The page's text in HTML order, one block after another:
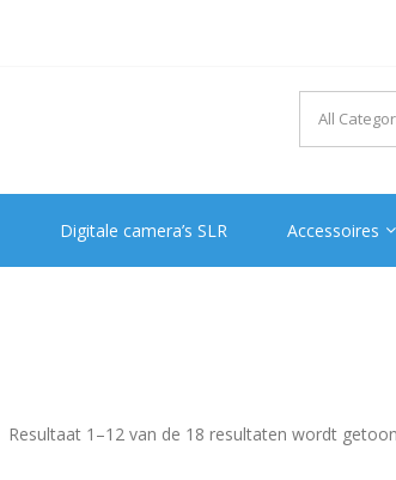
Digitale camera’s SLR Accessoires
Resultaat 1–12 van de 18 resultaten wordt